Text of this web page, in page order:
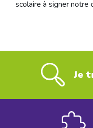
scolaire à signer notre
Je